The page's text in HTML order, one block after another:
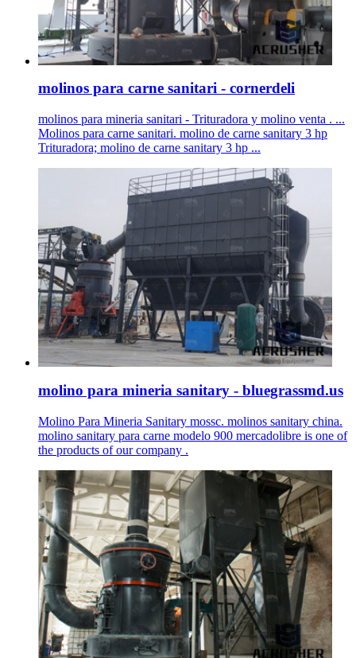
molinos para carne sanitari - cornerdeli
molinos para mineria sanitari - Trituradora y molino venta . ...
Molinos para carne sanitari. molino de carne sanitary 3 hp
Trituradora; molino de carne sanitary 3 hp ...
molino para mineria sanitary - bluegrassmd.us
Molino Para Mineria Sanitary mossc. molinos sanitary china.
molino sanitary para carne modelo 900 mercadolibre is one of
the products of our company .